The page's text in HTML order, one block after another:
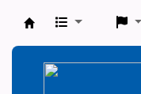
BiblioGTQ